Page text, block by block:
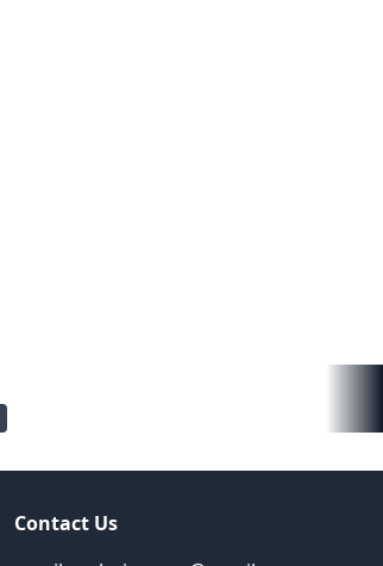
Contact Us